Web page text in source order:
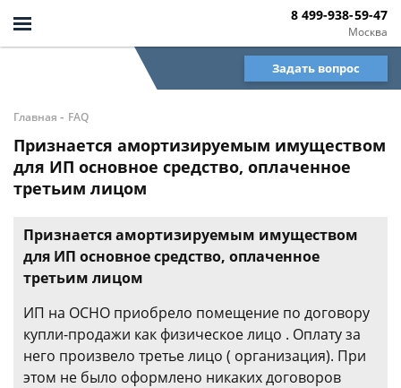
Москва
8 499-938-59-47
Задать вопрос
Главная - FAQ
Признается амортизируемым имуществом
для ИП основное средство, оплаченное
третьим лицом
Признается амортизируемым имуществом
для ИП основное средство, оплаченное
третьим лицом
ИП на ОСНО приобрело помещение по договору
купли-продажи как физическое лицо . Оплату за
него произвело третье лицо ( организация). При
этом не было оформлено никаких договоров